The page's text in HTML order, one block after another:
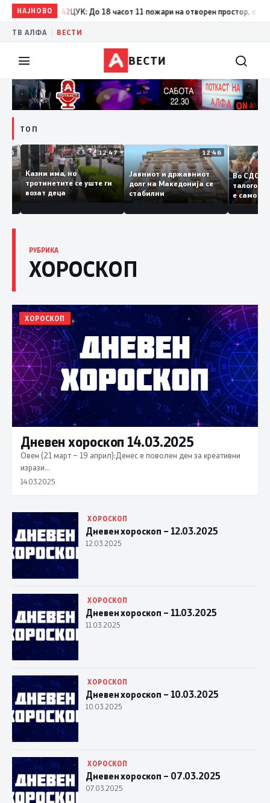
НАЈНОВО
17:42ЦУК: До 18 часот 11 пожари на отворен простор, од кои три
ТВ АЛФА ВЕСТИ
ВЕСТИ
ТОП
12:50
и
12:47
Казни има, но
тротинетите се уште ги
возат деца
12:46
Јавниот и државниот
долг на Македонија се
стабилни
Во
е
Заев
РУБРИКА
ХОРОСКОП
ХОРОСКОП
Дневен хороскоп 14.03.2025
Овен (21 март – 19 април):Денес е поволен ден за креативни
изрази…
14.03.2025
ХОРОСКОП
Дневен хороскоп – 12.03.2025
12.03.2025
ХОРОСКОП
Дневен хороскоп – 11.03.2025
11.03.2025
ХОРОСКОП
Дневен хороскоп – 10.03.2025
10.03.2025
ХОРОСКОП
Дневен хороскоп – 07.03.2025
07.03.2025